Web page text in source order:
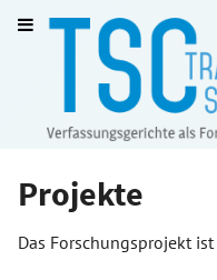
Projekte
Das Forschungsprojekt